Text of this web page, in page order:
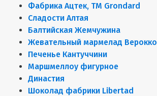
Фабрика Ацтек, ТМ Grondard
Сладости Алтая
Балтийская Жемчужина
Жевательный мармелад Верокко
Печенье Кантуччини
Маршмеллоу фигурное
Династия
Шоколад фабрики Libertad